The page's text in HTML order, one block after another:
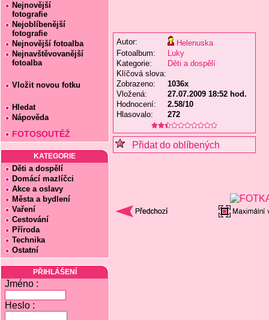
Nejnovější
fotografie
Nejoblíbenější
fotografie
Nejnovější fotoalba
Nejnavštěvovanější
fotoalba
Vložit novou fotku
Hledat
Nápověda
FOTOSOUTĚŽ
KATEGORIE
Děti a dospělí
Domácí mazlíčci
Akce a oslavy
Města a bydlení
Vaření
Cestování
Příroda
Technika
Ostatní
PŘIHLÁŠENÍ
Jméno :
Heslo :
Autor:
Helenuska
Fotoalbum:
Luky
Kategorie:
Děti a dospělí
Klíčová slova:
Zobrazeno:
1036x
Vložená:
27.07.2009 18:52 hod.
Hodnocení:
2.58/10
Hlasovalo:
272
Přidat do oblíbených